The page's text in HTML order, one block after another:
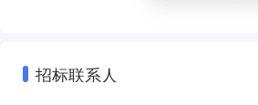
招标联系人